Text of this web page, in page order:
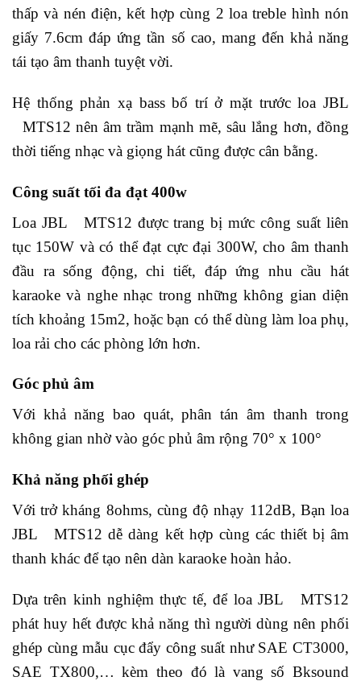
thấp và nén điện, kết hợp cùng 2 loa treble hình nón
giấy 7.6cm đáp ứng tần số cao, mang đến khả năng
tái tạo âm thanh tuyệt vời.
Hệ thống phản xạ bass bố trí ở mặt trước loa JBL
MTS12 nên âm trầm mạnh mẽ, sâu lắng hơn, đồng
thời tiếng nhạc và giọng hát cũng được cân bằng.
Công suất tối đa đạt 400w
Loa JBL MTS12 được trang bị mức công suất liên
tục 150W và có thể đạt cực đại 300W, cho âm thanh
đầu ra sống động, chi tiết, đáp ứng nhu cầu hát
karaoke và nghe nhạc trong những không gian diện
tích khoảng 15m2, hoặc bạn có thể dùng làm loa phụ,
loa rải cho các phòng lớn hơn.
Góc phủ âm
Với khả năng bao quát, phân tán âm thanh trong
không gian nhờ vào góc phủ âm rộng 70° x 100°
Khả năng phối ghép
Với trở kháng 8ohms, cùng độ nhạy 112dB, Bạn loa
JBL MTS12 dễ dàng kết hợp cùng các thiết bị âm
thanh khác để tạo nên dàn karaoke hoàn hảo.
Dựa trên kinh nghiệm thực tế, để loa JBL MTS12
phát huy hết được khả năng thì người dùng nên phối
ghép cùng mẫu cục đẩy công suất như SAE CT3000,
SAE TX800,… kèm theo đó là vang số Bksound